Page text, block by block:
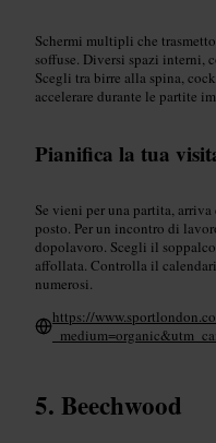
Schermi multipli che
soffuse. Diversi spazi interni,
Scegli tra birre alla spina,
accelerare durante le partite
Pianifica la tua
Se vieni per una partita,
posto. Per un incontro di
dopolavoro. Scegli il
affollata. Controlla il
numerosi.
https://
Beechwood